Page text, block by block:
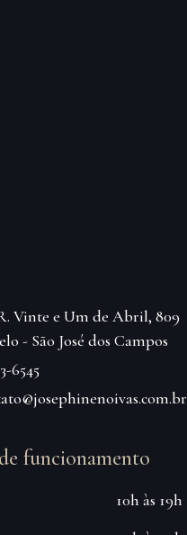
Vinte e Um de Abril, 809
- São José dos Campos
6545
funcionamento
10h às 19h